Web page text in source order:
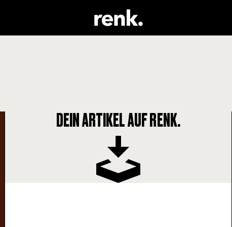
DEIN ARTIKEL AUF RENK.